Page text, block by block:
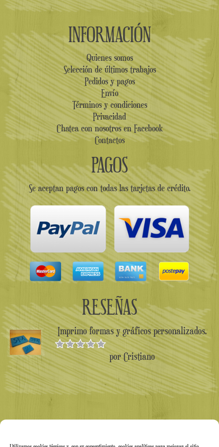
INFORMACIÓN
Quienes somos
Selección de últimos trabajos
Pedidos y pagos
Envío
Términos y condiciones
Privacidad
Chatea con nosotros en Facebook
Contactos
PAGOS
Se aceptan pagos con todas las tarjetas de crédito.
RESEÑAS
Imprimo formas y gráficos personalizados.
Valorado en
5de 5
por Cristiano